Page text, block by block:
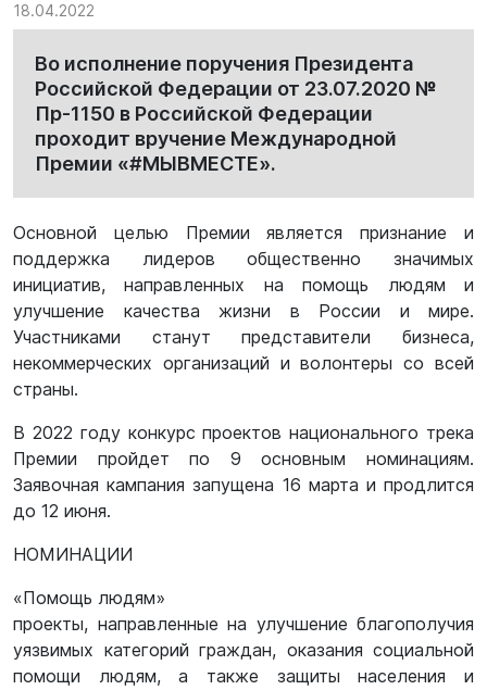
18.04.2022
Во исполнение поручения Президента
Российской Федерации от 23.07.2020 №
Пр-1150 в Российской Федерации
проходит вручение Международной
Премии «#МЫВМЕСТЕ».
Основной целью Премии является признание и
поддержка лидеров общественно значимых
инициатив, направленных на помощь людям и
улучшение качества жизни в России и мире.
Участниками станут представители бизнеса,
некоммерческих организаций и волонтеры со всей
страны.
В 2022 году конкурс проектов национального трека
Премии пройдет по 9 основным номинациям.
Заявочная кампания запущена 16 марта и продлится
до 12 июня.
НОМИНАЦИИ
«Помощь людям»
проекты, направленные на улучшение благополучия
уязвимых категорий граждан, оказания социальной
помощи людям, а также защиты населения и